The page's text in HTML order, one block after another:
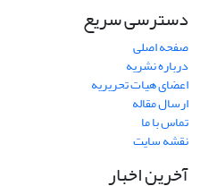
دسترسی سریع
صفحه اصلی
درباره نشریه
اعضای هیات تحریریه
ارسال مقاله
تماس با ما
نقشه سایت
آخرین اخبار